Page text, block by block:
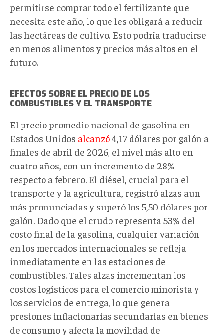
permitirse comprar todo el fertilizante que
necesita este año, lo que les obligará a reducir
las hectáreas de cultivo. Esto podría traducirse
en menos alimentos y precios más altos en el
futuro.
EFECTOS SOBRE EL PRECIO DE LOS
COMBUSTIBLES Y EL TRANSPORTE
El precio promedio nacional de gasolina en
Estados Unidos alcanzó4,17 dólares por galón a
finales de abril de 2026, el nivel más alto en
cuatro años, con un incremento de 28%
respecto a febrero. El diésel, crucial para el
transporte y la agricultura, registró alzas aun
más pronunciadas y superó los 5,50 dólares por
galón. Dado que el crudo representa 53% del
costo final de la gasolina, cualquier variación
en los mercados internacionales se refleja
inmediatamente en las estaciones de
combustibles. Tales alzas incrementan los
costos logísticos para el comercio minorista y
los servicios de entrega, lo que genera
presiones inflacionarias secundarias en bienes
de consumo y afecta la movilidad de